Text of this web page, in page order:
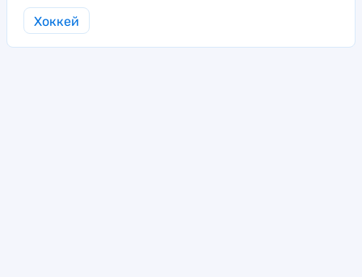
Хоккей